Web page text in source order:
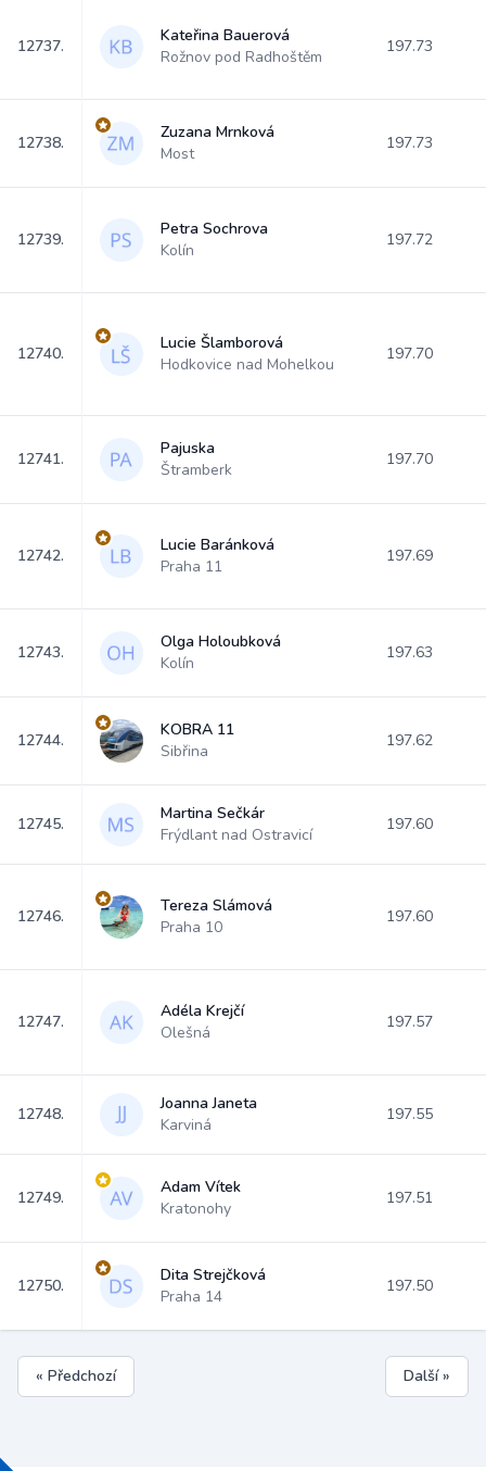
12737.
Kateřina Bauerová
Rožnov pod Radhoštěm
197.73
12738.
Zuzana Mrnková
Most
197.73
12739.
Petra Sochrova
Kolín
197.72
12740.
Lucie Šlamborová
Hodkovice nad Mohelkou
197.70
12741.
Pajuska
Štramberk
197.70
12742.
Lucie Baránková
Praha 11
197.69
12743.
Olga Holoubková
Kolín
197.63
12744.
KOBRA 11
Sibřina
197.62
12745.
Martina Sečkár
Frýdlant nad Ostravicí
197.60
12746.
Tereza Slámová
Praha 10
197.60
12747.
Adéla Krejčí
Olešná
197.57
12748.
Joanna Janeta
Karviná
197.55
12749.
Adam Vítek
Kratonohy
197.51
12750.
Dita Strejčková
Praha 14
197.50
« Předchozí Další »